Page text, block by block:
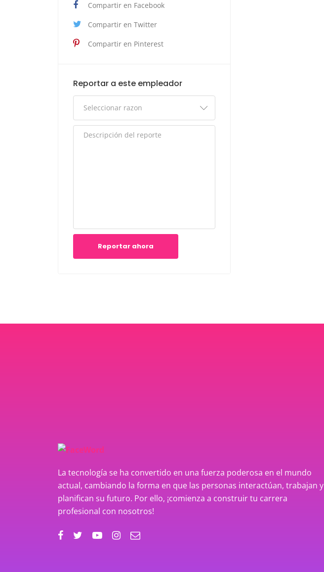
Compartir en Facebook
Compartir en Twitter
Compartir en Pinterest
Reportar a este empleador
Reportar ahora
La tecnología se ha convertido en una fuerza poderosa en el mundo
actual, cambiando la forma en que las personas interactúan, trabajan y
planifican su futuro. Por ello, ¡comienza a construir tu carrera
profesional con nosotros!